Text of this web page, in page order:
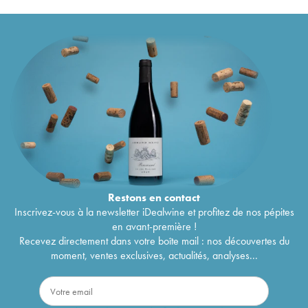
Belles Lies2019
Vin de France L'Etrange Maison En Belles Lies
Aloxe-Corton Maison En Belles Lies
2019 41€
Corton-Charlemagne Grand Cru Maison En
Belles Lies
119
Beaujolais Villages Maison En Belles Lies 2019 18
Corton Le Charlemagne Maison En Belles Lies
2019
Maranges Maison En Belles Lies
Vin de France L'Etrange Maison En Belles Lies
Aloxe-Corton Maison En Belles Lies 2018 39€
Corton-Charlemagne Grand Cru Maison En
Belles Lies2018
Corton Grand Cru Les Perrières Maison En
94
Beaujolais Villages Maison En Belles Lies
€
Hautes-Côtes de Beaune Maison En Belles Lies
Restons encontact
Inscrivez-vous à la newsletter iDealwine et profitez de nos pépites
en avant-première !
Recevez directement dans votre boîte mail : nos découvertes du
moment, ventes exclusives, actualités, analyses...